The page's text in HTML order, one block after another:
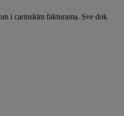
i carinskim fakturama. Sve dok